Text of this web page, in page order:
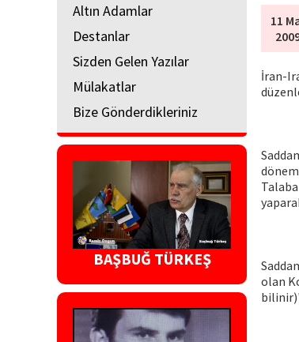
Altın Adamlar
Destanlar
Sizden Gelen Yazılar
Mülakatlar
Bize Gönderdikleriniz
BAŞBUĞ TÜRKEŞ
11
İran-
olan